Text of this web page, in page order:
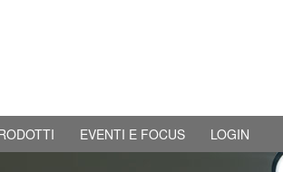
EVENTI E FOCUS LOGIN